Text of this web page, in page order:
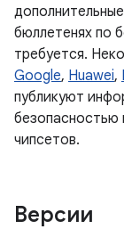
бюллетенях по
требуется.
Google, Huawei,
публикуют
безопасностью
чипсетов.
Версии